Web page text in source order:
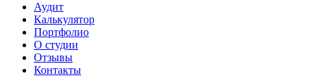
Аудит
Калькулятор
Портфолио
О студии
Отзывы
Контакты